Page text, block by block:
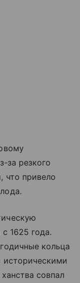
резкого
что привело
1625 года.
кольца
историческими
совпал